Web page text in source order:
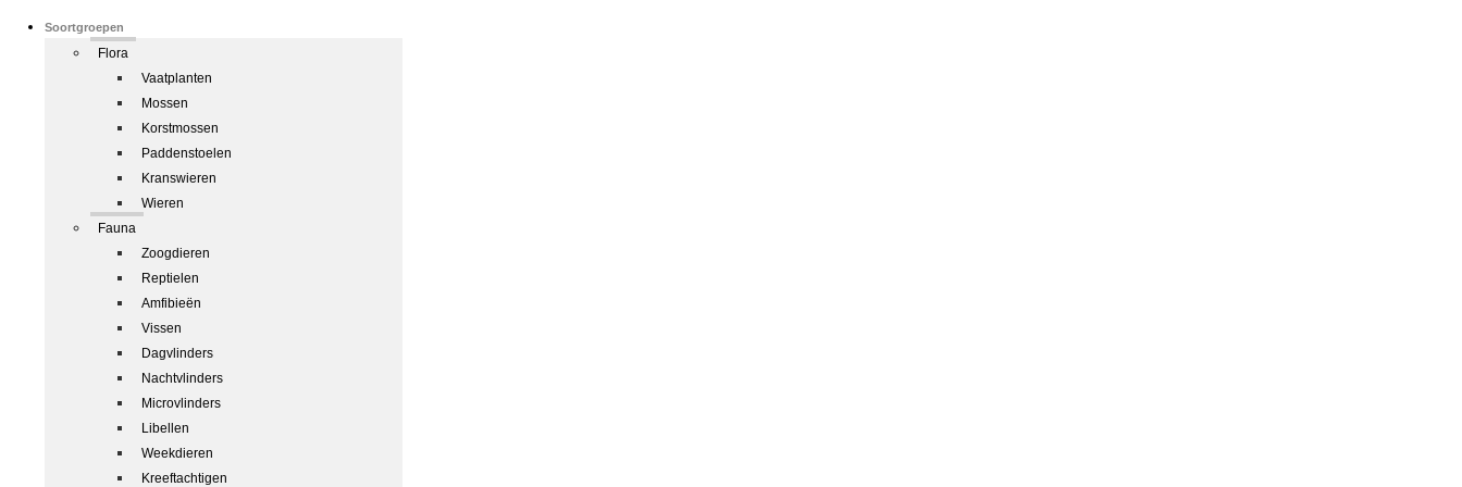
Soortgroepen
Flora
Vaatplanten
Mossen
Korstmossen
Paddenstoelen
Kranswieren
Wieren
Fauna
Zoogdieren
Reptielen
Amfibieën
Vissen
Dagvlinders
Nachtvlinders
Microvlinders
Libellen
Weekdieren
Kreeftachtigen